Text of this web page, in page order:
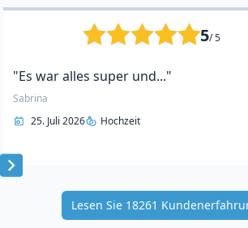
5/ 5
"Es war alles super und..."
Sabrina
25. Juli 2026
Hochzeit
Item
Lesen Sie 18261